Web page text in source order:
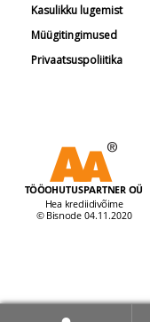
Kasulikku lugemist
Müügitingimused
Privaatsuspoliitika